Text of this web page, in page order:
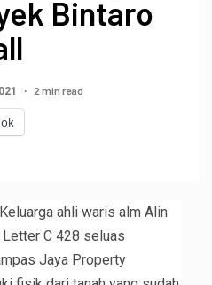
Bintaro
2 min read
ahli waris alm Alin
C 428 seluas
Jaya Property